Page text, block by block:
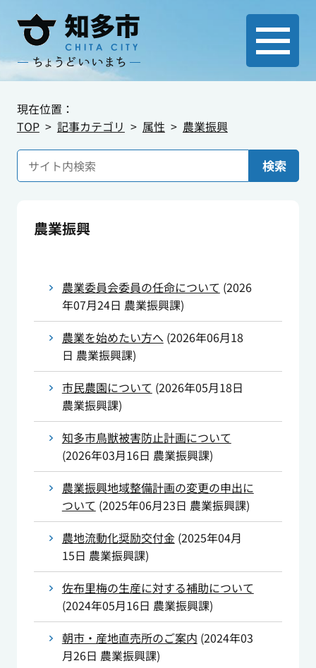
現在位置：
TOP
記事カテゴリ 属性 農業振興
検索
農業振興
農業委員会委員の任命について (2026
年07月24日 農業振興課)
農業を始めたい方へ (2026年06月18
日 農業振興課)
市民農園について (2026年05月18日
農業振興課)
知多市鳥獣被害防止計画について
(2026年03月16日 農業振興課)
農業振興地域整備計画の変更の申出に
ついて (2025年06月23日 農業振興課)
農地流動化奨励交付金(2025年04月
15日 農業振興課)
佐布里梅の生産に対する補助について
(2024年05月16日 農業振興課)
朝市・産地直売所のご案内 (2024年03
月26日 農業振興課)